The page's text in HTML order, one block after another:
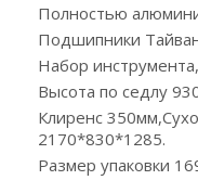
Полностью
Подшипники
Набор
Высота по седлу
Клиренс
2170*830*1285.
Размер упаковки